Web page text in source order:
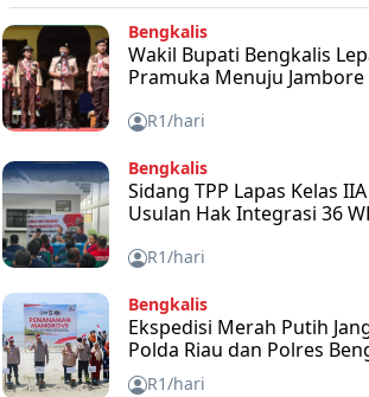
Bengkalis
Wakil Bupati Bengkalis
Pramuka Menuju Jambore
R1/hari
Bengkalis
Sidang TPP Lapas Kelas
Usulan Hak Integrasi 36
R1/hari
Bengkalis
Ekspedisi Merah Putih
Polda Riau dan Polres
Baksos
R1/hari